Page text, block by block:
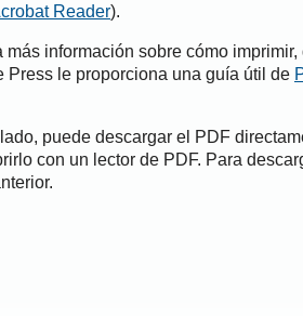
Reader).
más información sobre cómo
Press le proporciona una guía útil de
puede descargar el PDF
con un lector de PDF. Para